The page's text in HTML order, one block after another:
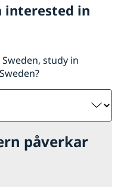
interested in
study in
påverkar